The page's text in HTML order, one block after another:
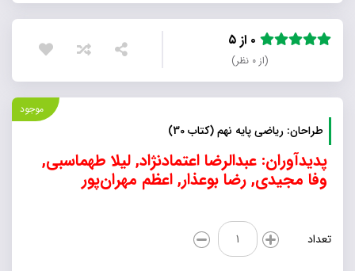
(از ۰ نظر)
موجود
طراحان: ریاضی پایه نهم (کتاب 30)
پدیدآوران: عبدالرضا اعتمادنژاد, لیلا طهماسبی,
وفا مجیدی, رضا بوعذار, اعظم مهران‌پور
تعداد
طراحان:
ریاضی
پایه